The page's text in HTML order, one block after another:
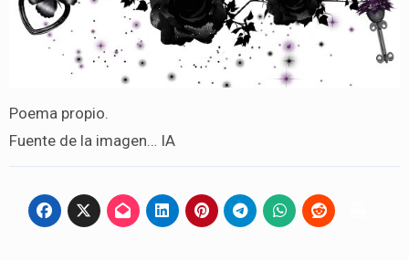
Poema propio.
Fuente de la imagen… IA